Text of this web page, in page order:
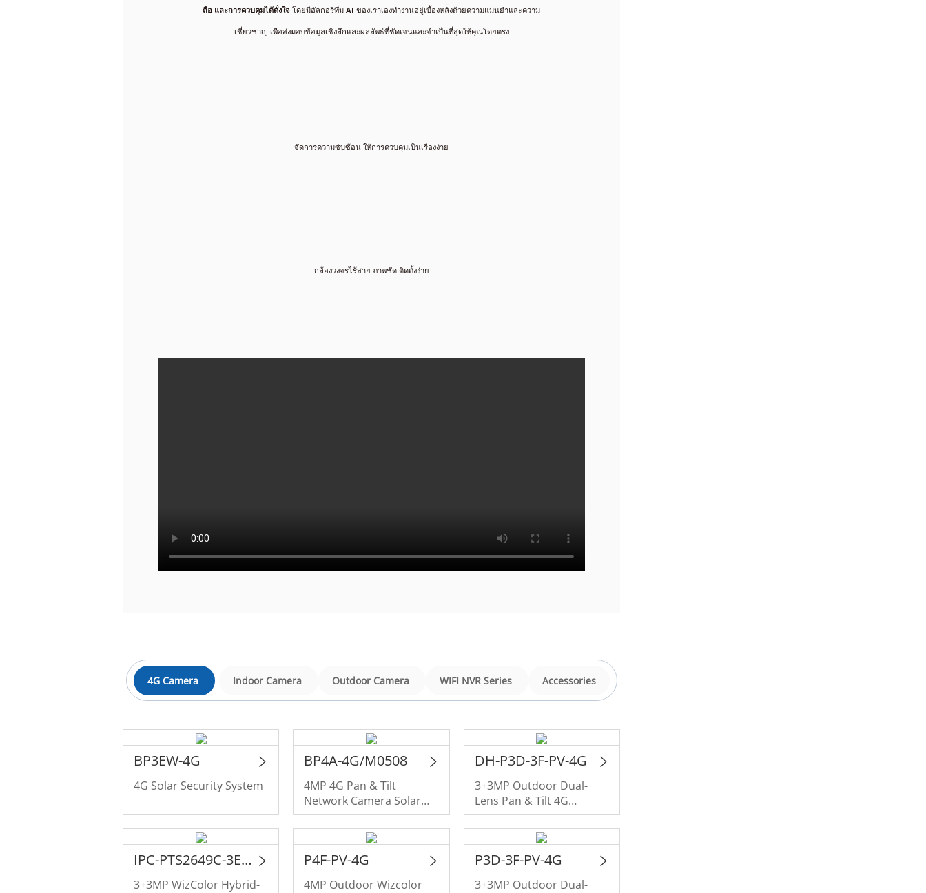
ถือ และการควบคุมได้ดั่งใจ โดยมีอัลกอริทึม AI ของเราเองทำงานอยู่เบื้องหลังด้วยความแม่นยำและความ
เชี่ยวชาญ เพื่อส่งมอบข้อมูลเชิงลึกและผลลัพธ์ที่ชัดเจนและจำเป็นที่สุดให้คุณโดยตรง
จัดการความซับซ้อน ให้การควบคุมเป็นเรื่องง่าย
กล้องวงจรไร้สาย ภาพชัด ติดตั้งง่าย
4G Camera Indoor Camera Outdoor Camera WIFI NVR Series Accessories
BP3EW-4G
4G Solar Security System
BP4A-4G/M0508
4MP 4G Pan & Tilt
Network Camera Solar
Monitoring System
DH-P3D-3F-PV-4G
3+3MP Outdoor Dual-
Lens Pan & Tilt 4G
Camera
IPC-PTS2649C-3E3Z-4GB20
3+3MP WizColor Hybrid-
P4F-PV-4G
4MP Outdoor Wizcolor
P3D-3F-PV-4G
3+3MP Outdoor Dual-